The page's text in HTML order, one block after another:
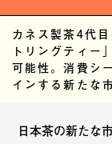
カネス製茶4代
トリングティー
可能性。消費シ
インする新たな
日本茶の新たな